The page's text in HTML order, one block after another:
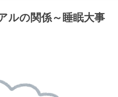
ルの関係～睡眠大事